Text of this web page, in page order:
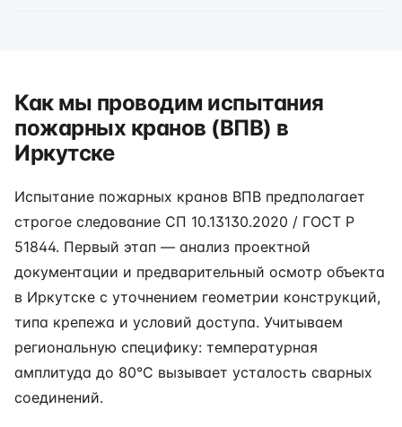
Как мы проводим испытания
пожарных кранов (ВПВ) в
Иркутске
Испытание пожарных кранов ВПВ предполагает
строгое следование СП 10.13130.2020 / ГОСТ Р
51844. Первый этап — анализ проектной
документации и предварительный осмотр объекта
в Иркутске с уточнением геометрии конструкций,
типа крепежа и условий доступа. Учитываем
региональную специфику: температурная
амплитуда до 80°C вызывает усталость сварных
соединений.